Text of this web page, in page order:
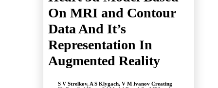
On MRI and Contour
Data And It’s
Representation In
Augmented Reality
S V Strelkov, A S Klygach, V M Ivanov Creating